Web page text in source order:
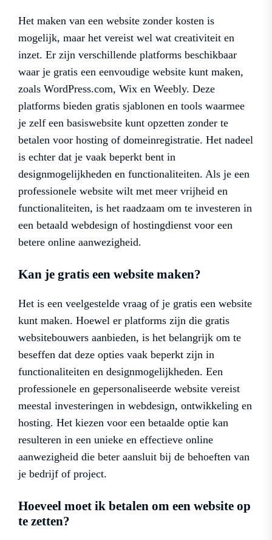
Het maken van een website zonder kosten is
mogelijk, maar het vereist wel wat creativiteit en
inzet. Er zijn verschillende platforms beschikbaar
waar je gratis een eenvoudige website kunt maken,
zoals WordPress.com, Wix en Weebly. Deze
platforms bieden gratis sjablonen en tools waarmee
je zelf een basiswebsite kunt opzetten zonder te
betalen voor hosting of domeinregistratie. Het nadeel
is echter dat je vaak beperkt bent in
designmogelijkheden en functionaliteiten. Als je een
professionele website wilt met meer vrijheid en
functionaliteiten, is het raadzaam om te investeren in
een betaald webdesign of hostingdienst voor een
betere online aanwezigheid.
Kan je gratis een website maken?
Het is een veelgestelde vraag of je gratis een website
kunt maken. Hoewel er platforms zijn die gratis
websitebouwers aanbieden, is het belangrijk om te
beseffen dat deze opties vaak beperkt zijn in
functionaliteiten en designmogelijkheden. Een
professionele en gepersonaliseerde website vereist
meestal investeringen in webdesign, ontwikkeling en
hosting. Het kiezen voor een betaalde optie kan
resulteren in een unieke en effectieve online
aanwezigheid die beter aansluit bij de behoeften van
je bedrijf of project.
Hoeveel moet ik betalen om een ​​website op
te zetten?